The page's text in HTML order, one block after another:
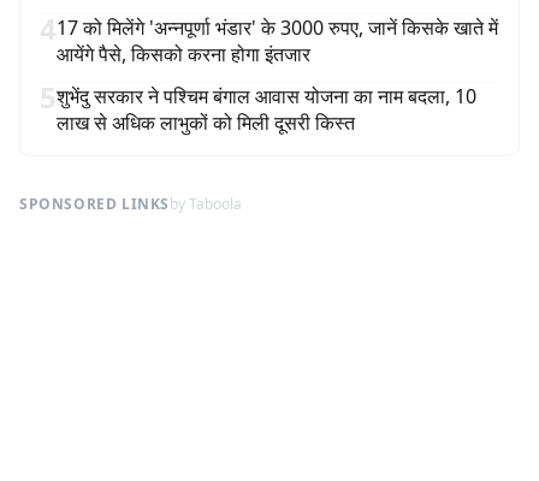
417 को मिलेंगे 'अन्नपूर्णा भंडार' के 3000 रुपए, जानें किसके खाते में
आयेंगे पैसे, किसको करना होगा इंतजार
5शुभेंदु सरकार ने पश्चिम बंगाल आवास योजना का नाम बदला, 10
लाख से अधिक लाभुकों को मिली दूसरी किस्त
SPONSORED LINKSby Taboola